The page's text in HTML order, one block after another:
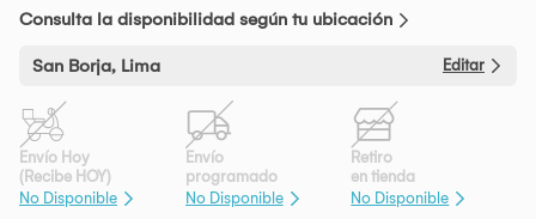
Consulta la disponibilidad según tu ubicación
San Borja, Lima Editar
Envío Hoy
(Recibe HOY)
No Disponible
Envío
programado
No Disponible
Retiro
en tienda
No Disponible